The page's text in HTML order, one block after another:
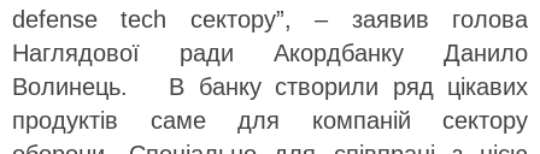
defense tech сектору”, – заявив голова
Наглядової ради Акордбанку Данило
Волинець. В банку створили ряд цікавих
продуктів саме для компаній сектору